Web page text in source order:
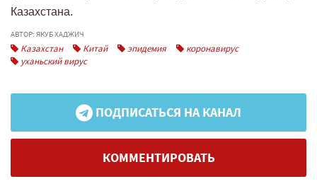
Казахстана.
АВТОР: ЯКУБ ХАДЖИЧ
Казахстан Китай эпидемия
коронавирус
уханьский вирус
ПОДПИСАТЬСЯ НА КАНАЛ
КОММЕНТИРОВАТЬ